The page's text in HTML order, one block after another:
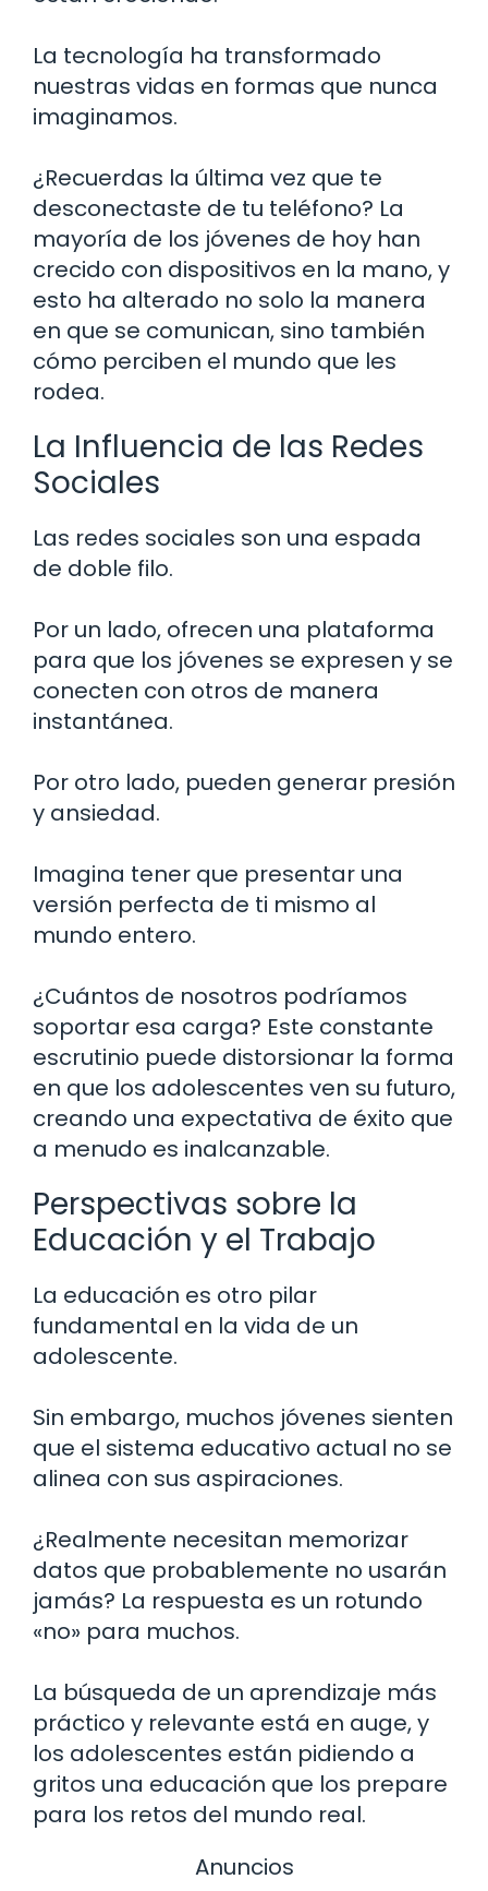
La tecnología ha transformado
nuestras vidas en formas que nunca
imaginamos.
¿Recuerdas la última vez que te
desconectaste de tu teléfono? La
mayoría de los jóvenes de hoy han
crecido con dispositivos en la mano, y
esto ha alterado no solo la manera
en que se comunican, sino también
cómo perciben el mundo que les
rodea.
La Influencia de las Redes
Sociales
Las redes sociales son una espada
de doble filo.
Por un lado, ofrecen una plataforma
para que los jóvenes se expresen y se
conecten con otros de manera
instantánea.
Por otro lado, pueden generar presión
y ansiedad.
Imagina tener que presentar una
versión perfecta de ti mismo al
mundo entero.
¿Cuántos de nosotros podríamos
soportar esa carga? Este constante
escrutinio puede distorsionar la forma
en que los adolescentes ven su futuro,
creando una expectativa de éxito que
a menudo es inalcanzable.
Perspectivas sobre la
Educación y el Trabajo
La educación es otro pilar
fundamental en la vida de un
adolescente.
Sin embargo, muchos jóvenes sienten
que el sistema educativo actual no se
alinea con sus aspiraciones.
¿Realmente necesitan memorizar
datos que probablemente no usarán
jamás? La respuesta es un rotundo
«no» para muchos.
La búsqueda de un aprendizaje más
práctico y relevante está en auge, y
los adolescentes están pidiendo a
gritos una educación que los prepare
para los retos del mundo real.
Anuncios